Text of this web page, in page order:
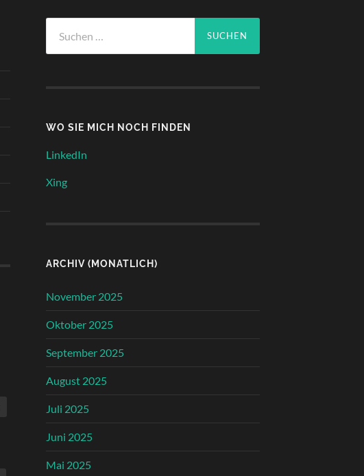
nach:
WO SIE MICH NOCH FINDEN
LinkedIn
Xing
ARCHIV (MONATLICH)
November 2025
Oktober 2025
September 2025
August 2025
Juli 2025
Juni 2025
Mai 2025